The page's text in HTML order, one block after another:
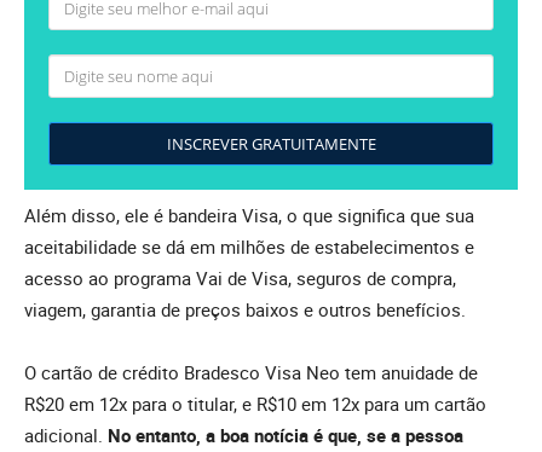
INSCREVER GRATUITAMENTE
Além disso, ele é bandeira Visa, o que significa que sua
aceitabilidade se dá em milhões de estabelecimentos e
acesso ao programa Vai de Visa, seguros de compra,
viagem, garantia de preços baixos e outros benefícios.
O cartão de crédito Bradesco Visa Neo tem anuidade de
R$20 em 12x para o titular, e R$10 em 12x para um cartão
adicional. No entanto, a boa notícia é que, se a pessoa